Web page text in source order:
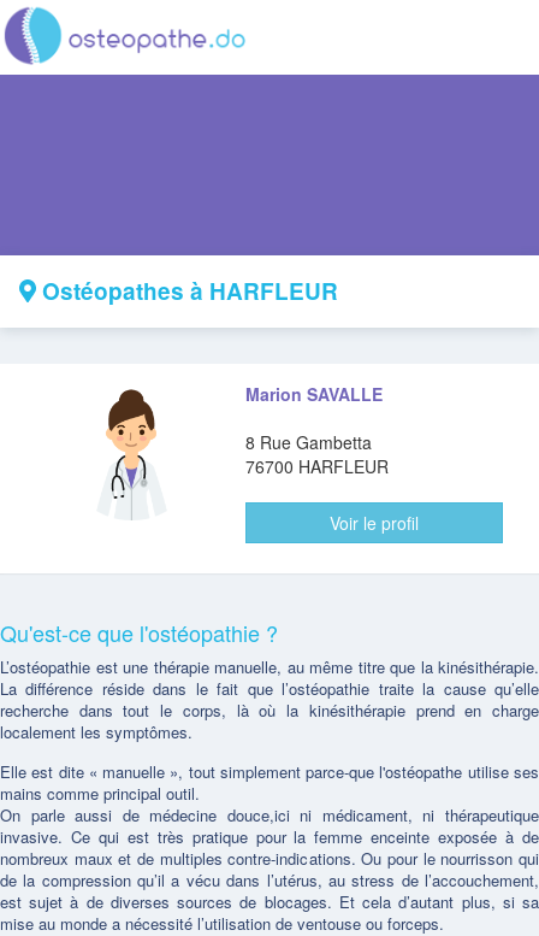
Ostéopathes à HARFLEUR
Marion SAVALLE
8 Rue Gambetta
76700 HARFLEUR
Voir le profil
Qu'est-ce que l'ostéopathie ?
L’ostéopathie est une thérapie manuelle, au même titre que la kinésithérapie.
La différence réside dans le fait que l’ostéopathie traite la cause qu’elle
recherche dans tout le corps, là où la kinésithérapie prend en charge
localement les symptômes.
Elle est dite « manuelle », tout simplement parce-que l'ostéopathe utilise ses
mains comme principal outil.
On parle aussi de médecine douce,ici ni médicament, ni thérapeutique
invasive. Ce qui est très pratique pour la femme enceinte exposée à de
nombreux maux et de multiples contre-indications. Ou pour le nourrisson qui
de la compression qu’il a vécu dans l’utérus, au stress de l’accouchement,
est sujet à de diverses sources de blocages. Et cela d’autant plus, si sa
mise au monde a nécessité l’utilisation de ventouse ou forceps.